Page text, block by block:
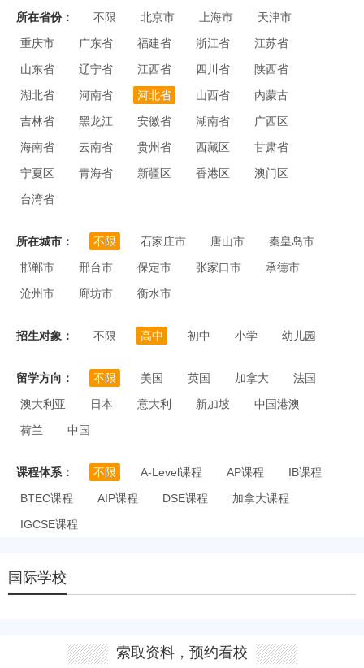
所在省份： 不限 北京市 上海市
天津市
重庆市
广东省 福建省 浙江省
江苏省
山东省
辽宁省 江西省 四川省
陕西省
湖北省
河南省 河北省 山西省
内蒙古
吉林省
黑龙江 安徽省 湖南省
广西区
海南省
云南省 贵州省 西藏区
甘肃省
宁夏区
青海省 新疆区 香港区
澳门区
台湾省
所在城市： 不限 石家庄市 唐山市
秦皇岛市
邯郸市
邢台市 保定市 张家口市
承德市
沧州市
廊坊市 衡水市
招生对象： 不限 高中 初中 小学 幼儿园
留学方向： 不限 美国 英国 加拿大
法国
澳大利亚
日本 意大利 新加坡
中国港澳
荷兰
中国
课程体系： 不限 A-Level课程 AP课程
IB课程
BTEC课程
AIP课程 DSE课程
加拿大课程
IGCSE课程
国际学校
索取资料，预约看校